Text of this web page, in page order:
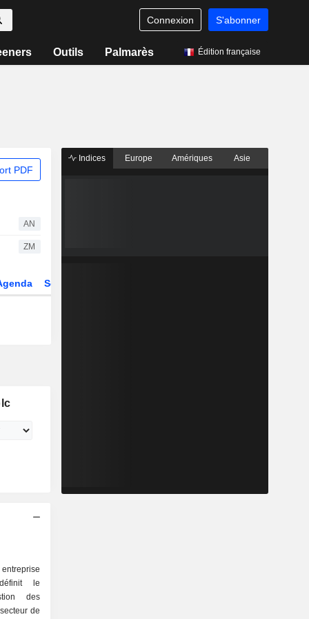
Connexion S'abonner
Outils Palmarès Édition française
PDF
AN
ZM
Secteur
le
des
de
Indices Europe Amériques Asie